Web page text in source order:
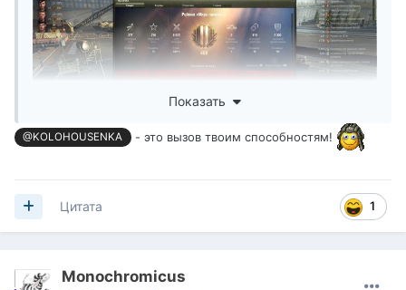
Показать
@KOLOHOUSENKA - это вызов твоим способностям!
1
Цитата
Monochromicus